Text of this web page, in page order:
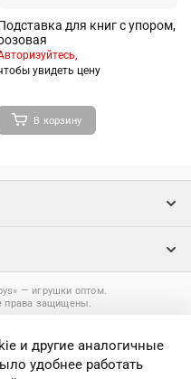
для книг с упором,
увидеть цену
В корзину
― игрушки оптом.
права защищены.
и другие аналогичные
удобнее работать